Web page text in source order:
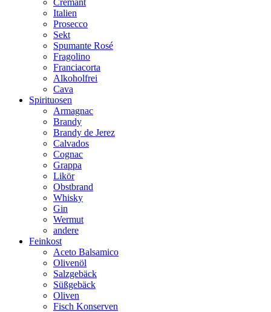
Crémant
Italien
Prosecco
Sekt
Spumante Rosé
Fragolino
Franciacorta
Alkoholfrei
Cava
Spirituosen
Armagnac
Brandy
Brandy de Jerez
Calvados
Cognac
Grappa
Likör
Obstbrand
Whisky
Gin
Wermut
andere
Feinkost
Aceto Balsamico
Olivenöl
Salzgebäck
Süßgebäck
Oliven
Fisch Konserven